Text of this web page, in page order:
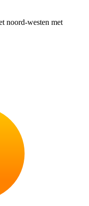
noord-westen met